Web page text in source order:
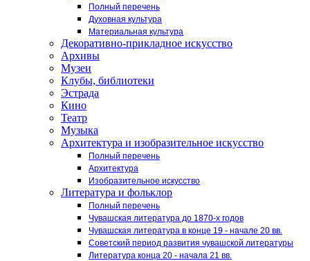
Полный перечень
Духовная культура
Материальная культура
Декоративно-прикладное искусство
Архивы
Музеи
Клубы, библиотеки
Эстрада
Кино
Театр
Музыка
Архитектура и изобразительное искусство
Полный перечень
Архитектура
Изобразительное искусство
Литература и фольклор
Полный перечень
Чувашская литература до 1870-х годов
Чувашская литература в конце 19 - начале 20 вв.
Советский период развития чувашской литературы
Литература конца 20 - начала 21 вв.